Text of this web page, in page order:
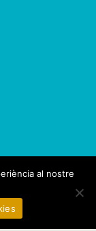
al nostre